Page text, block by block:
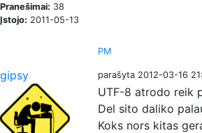
Pranešimai: 38
Įstojo: 2011-05-13
PM
gipsy parašyta 2012-03-16
UTF-8 atrodo reik
Del sito daliko
Koks nors kitas